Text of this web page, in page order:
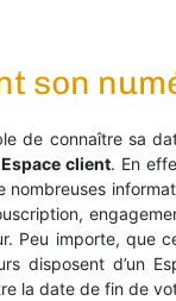
son
de connaître sa
client. En
nombreuses
Peu importe, que
disposent d’un
la date de fin de